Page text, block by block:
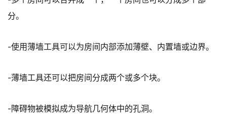
分。
-使用薄墙工具可以为房间内部添加薄壁、内置墙或边界。
-薄墙工具还可以把房间分成两个或多个块。
-障碍物被模拟成为导航几何体中的孔洞。